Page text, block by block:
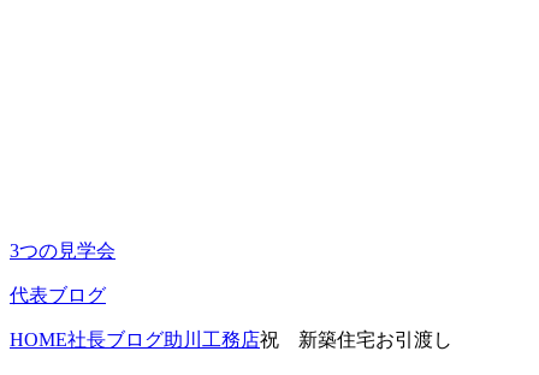
3つの見学会
代表ブログ
HOME社長ブログ助川工務店祝 新築住宅お引渡し